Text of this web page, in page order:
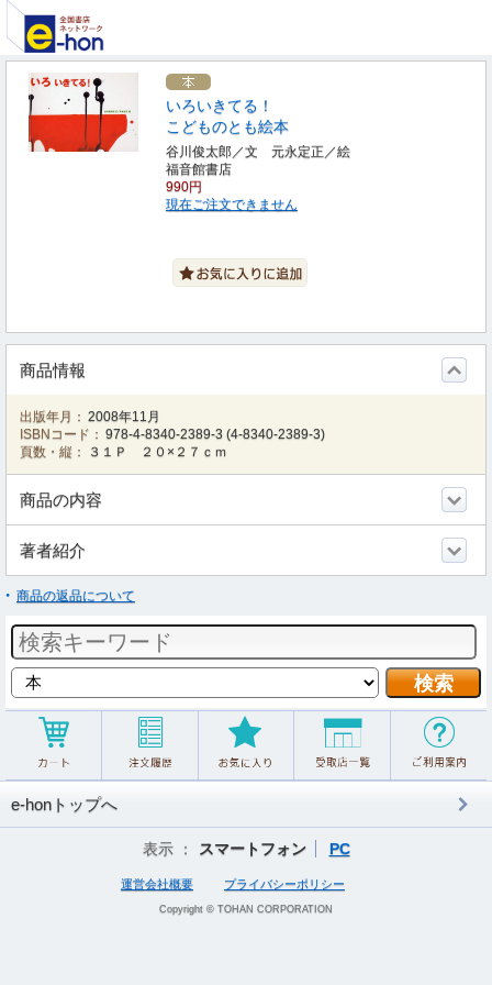
いろいきてる！
こどものとも絵本
谷川俊太郎／文 元永定正／絵
福音館書店
990円
現在ご注文できません
商品情報
出版年月： 2008年11月
ISBNコード： 978-4-8340-2389-3 (4-8340-2389-3)
頁数・縦：
３１Ｐ ２０×２７ｃｍ
商品の内容
著者紹介
商品の返品について
e-honトップへ
表示 ： スマートフォン PC
運営会社概要 プライバシーポリシー
Copyright © TOHAN CORPORATION